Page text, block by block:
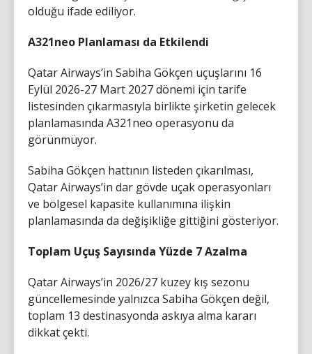
olduğu ifade ediliyor.
A321neo Planlaması da Etkilendi
Qatar Airways’in Sabiha Gökçen uçuşlarını 16
Eylül 2026-27 Mart 2027 dönemi için tarife
listesinden çıkarmasıyla birlikte şirketin gelecek
planlamasında A321neo operasyonu da
görünmüyor.
Sabiha Gökçen hattının listeden çıkarılması,
Qatar Airways’in dar gövde uçak operasyonları
ve bölgesel kapasite kullanımına ilişkin
planlamasında da değişikliğe gittiğini gösteriyor.
Toplam Uçuş Sayısında Yüzde 7 Azalma
Qatar Airways’in 2026/27 kuzey kış sezonu
güncellemesinde yalnızca Sabiha Gökçen değil,
toplam 13 destinasyonda askıya alma kararı
dikkat çekti.